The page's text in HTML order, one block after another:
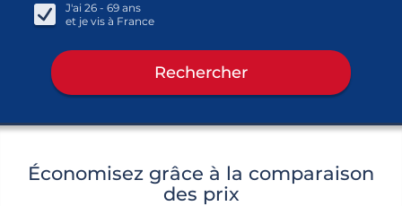
J'ai 26 - 69 ans
et je vis à France
Rechercher
Économisez grâce à la comparaison
des prix